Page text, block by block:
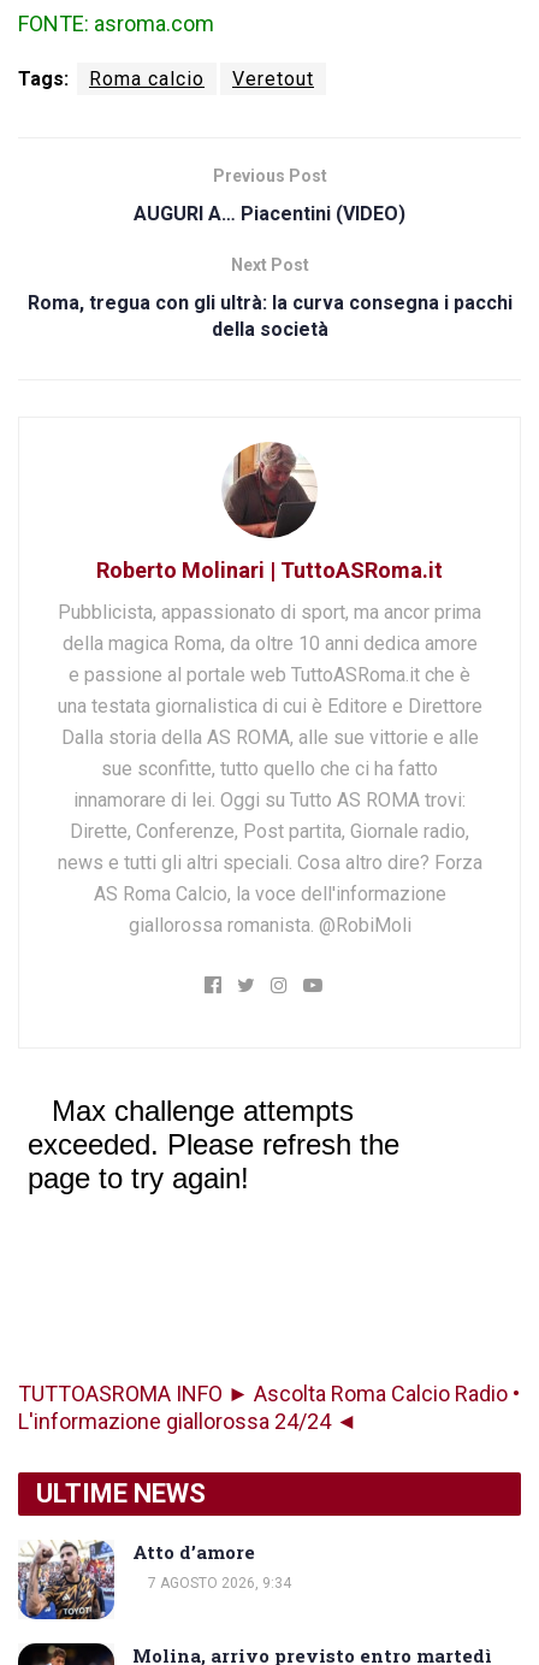
FONTE: asroma.com
Tags: Roma calcio Veretout
Previous Post
AUGURI A… Piacentini (VIDEO)
Next Post
Roma, tregua con gli ultrà: la curva consegna i pacchi
della società
Roberto Molinari | TuttoASRoma.it
Pubblicista, appassionato di sport, ma ancor prima
della magica Roma, da oltre 10 anni dedica amore
e passione al portale web TuttoASRoma.it che è
una testata giornalistica di cui è Editore e Direttore
Dalla storia della AS ROMA, alle sue vittorie e alle
sue sconfitte, tutto quello che ci ha fatto
innamorare di lei. Oggi su Tutto AS ROMA trovi:
Dirette, Conferenze, Post partita, Giornale radio,
news e tutti gli altri speciali. Cosa altro dire? Forza
AS Roma Calcio, la voce dell'informazione
giallorossa romanista. @RobiMoli
TUTTOASROMA INFO ► Ascolta Roma Calcio Radio •
L'informazione giallorossa 24/24 ◄
ULTIME NEWS
Atto d’amore
7 AGOSTO 2026, 9:34
Molina, arrivo previsto entro martedì